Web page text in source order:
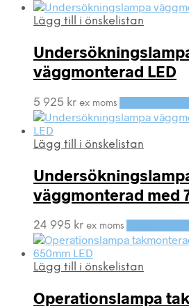
Lägg till i önskelistan
väggmonterad LED
5 925 kr ex moms
Lägg till i önskelistan
väggmonterad med
24 995 kr ex moms
Lägg till i önskelistan
Operationslampa